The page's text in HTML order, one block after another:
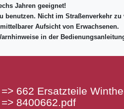
Jahren geeignet!
benutzen. Nicht im Straßenverkehr zu
Aufsicht von Erwachsenen.
in der
662 Ersatzteile
8400662.pdf